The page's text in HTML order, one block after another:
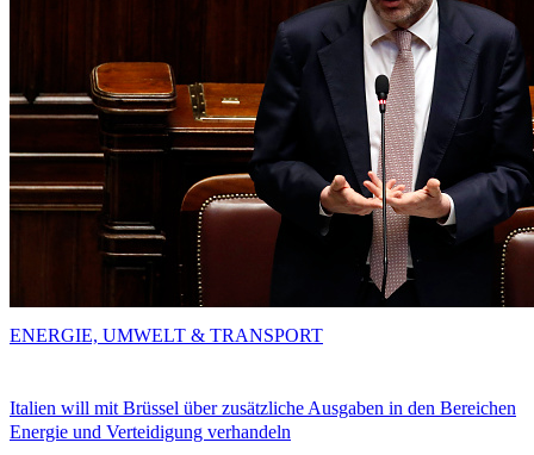
Italien will mit Brüssel über zusätzliche Ausgaben in den Bereichen
Energie und Verteidigung verhandeln
ENERGIE, UMWELT & TRANSPORT